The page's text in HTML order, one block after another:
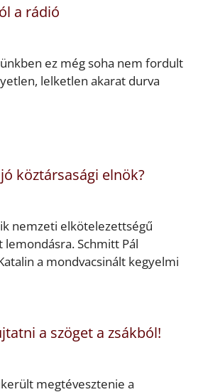
a rádió
ez még soha nem fordult
lelketlen akarat durva
köztársasági elnök?
nemzeti elkötelezettségű
Schmitt Pál
a mondvacsinált kegyelmi
a szöget a zsákból!
megtévesztenie a